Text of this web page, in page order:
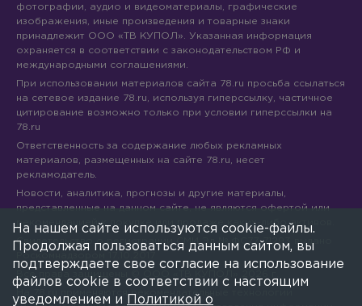
фотографии, аудио и видеоматериалы, графические
изображения, иные произведения и товарные знаки
принадлежит ООО «ТВ КУПОЛ». Указанная информация
охраняется в соответствии с законодательством РФ и
международными соглашениями.
При использовании материалов сайта 78.ru просьба ссылаться
на сетевое издание 78.ru, используя гиперссылку, частичное
цитирование возможно только при условии гиперссылки на
78.ru
Ответственность за содержание любых рекламных
материалов, размещенных на сайте 78.ru, несет
рекламодатель.
Новости, аналитика, прогнозы и другие материалы,
представленные на данном сайте, не являются офертой или
рекомендацией к покупке или продаже каких-либо активов.
Свидетельство о регистрации СМИ Эл № ФС77-71293 выдано
Все права защищены © ООО «ТВ КУПОЛ»
На 78.ru применяются рекомендательные технологии
На нашем сайте используются cookie-файлы.
Продолжая пользоваться данным сайтом, вы
подтверждаете свое согласие на использование
файлов cookie в соответствии с настоящим
уведомлением и
Политикой о